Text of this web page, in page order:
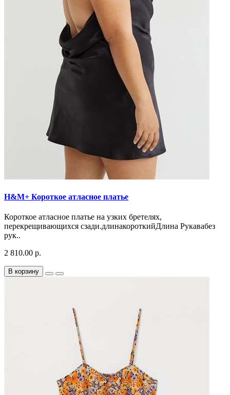
H&M+ Короткое атласное платье
Короткое атласное платье на узких бретелях,
перекрещивающихся сзади.длинакороткийДлина Рукавабез
рук..
2 810.00 р.
В корзину